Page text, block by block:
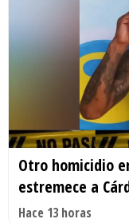
Otro homicidio
estremece a
Hace 13 horas